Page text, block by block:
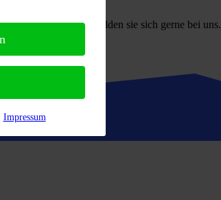
eine Anregung? Melden sie sich gerne bei uns.
Impressum